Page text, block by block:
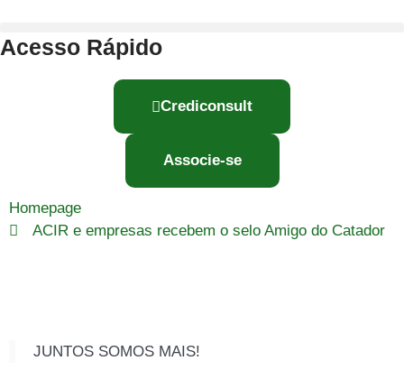
Acesso Rápido
Crediconsult
Associe-se
Homepage
ACIR e empresas recebem o selo Amigo do Catador
JUNTOS SOMOS MAIS!